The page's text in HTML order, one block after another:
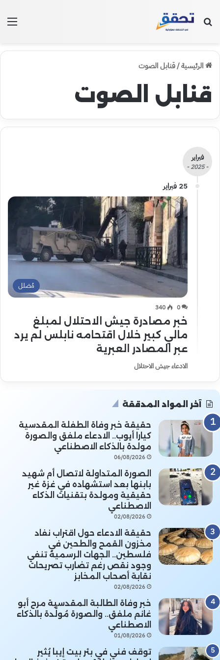
بحث عن
الرئيسية/قنابل الصوت
قنابل الصوت
فبراير
- 2025 -
25 فبراير
مُضلل
0
340
خبر مصادرة جيش الاحتلال لمبلغ
مالي كبير خلال اقتحامه نابلس لم يرد
عبر المصادر العبرية
الادعاء جيش الاحتلال
آخر المواد المدققة
حقيقة خبر وفاة الطفلة المقدسية
كيارا أيوب.. الادعاء ملفق والصورة
مولدة بالذكاء الاصطناعي
06/08/2026
الصورة المتداولة لاتصال أم شهيد
بابنها بعد استشهاده في غزة غير
حقيقية ومولدة بتقنيات الذكاء
الاصطناعي
02/08/2026
حقيقة الادعاء حول اقتراب نفاد
مخزون القمح والطحين في
فلسطين.. الجهات الرسمية تنفي
وجود نقص رغم تضارب تصريحات
نقابة أصحاب المخابز
02/08/2026
خبر وفاة الطالبة المقدسية مرح أبو
غانم ملفق.. والصورة مُولَّدة بالذكاء
الاصطناعي
01/08/2026
توقف فني في بئر بيت إيبا يُثير